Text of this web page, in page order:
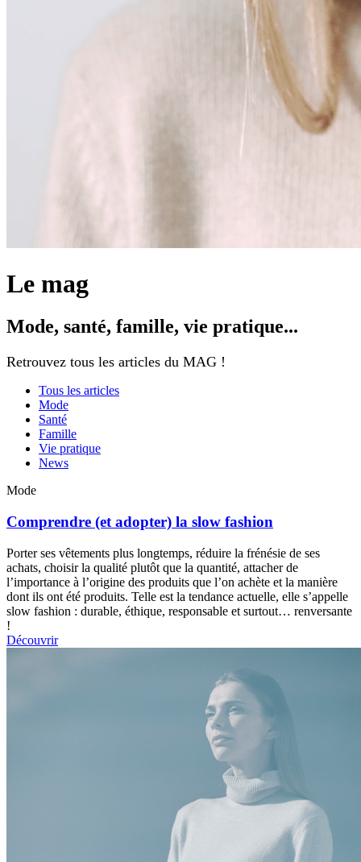
Le mag
Mode, santé, famille, vie pratique...
Retrouvez tous les articles du MAG !
Tous les articles
Mode
Santé
Famille
Vie pratique
News
Mode
Comprendre (et adopter) la slow fashion
Porter ses vêtements plus longtemps, réduire la frénésie de ses
achats, choisir la qualité plutôt que la quantité, attacher de
l’importance à l’origine des produits que l’on achète et la manière
dont ils ont été produits. Telle est la tendance actuelle, elle s’appelle
slow fashion : durable, éthique, responsable et surtout… renversante
!
Découvrir